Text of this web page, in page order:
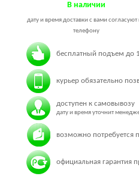
В наличии
дату и время доставки с вами согласуют
телефону
бесплатный подъем до
курьер обязательно
доступен к самовывозу
дату и время уточнит
возможно потребуется
официальная гарантия